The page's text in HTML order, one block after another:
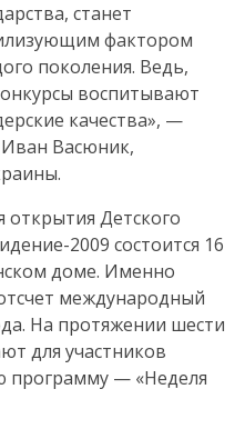
станет
фактором
поколения. Ведь,
воспитывают
качества», —
Васюник,
Детского
2009 состоится 16
доме. Именно
международный
На протяжении шести
для участников
программу — «Неделя